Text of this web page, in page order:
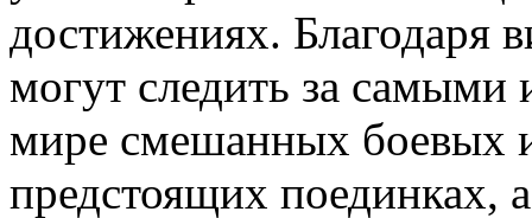
достижениях. Благодаря
могут следить за
мире смешанных боевых
предстоящих поединках,